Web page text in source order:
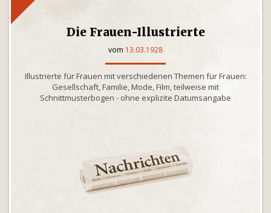
Die Frauen-Illustrierte
vom 13.03.1928
Illustrierte für Frauen mit verschiedenen Themen für Frauen:
Gesellschaft, Familie, Mode, Film, teilweise mit
Schnittmusterbogen - ohne explizite Datumsangabe